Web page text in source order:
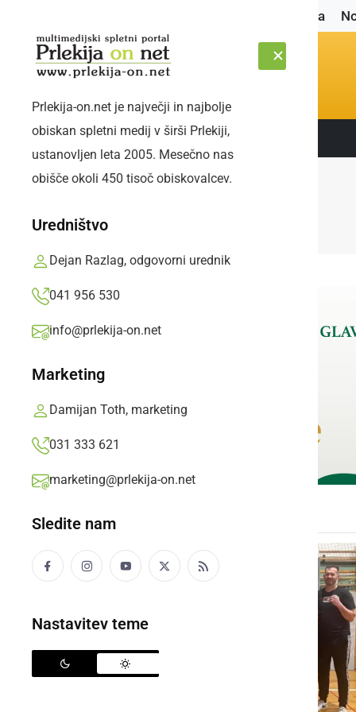
Naslovnica
PETEK, 7. AVGUST 2026 Sledite nam:
Prlekija-on.net je največji in najbolje
obiskan spletni medij v širši Prlekiji,
ustanovljen leta 2005. Mesečno nas
obišče okoli 450 tisoč obiskovalcev.
Uredništvo
Dejan Razlag, odgovorni urednik
041 956 530
info@prlekija-on.net
Marketing
Damijan Toth, marketing
031 333 621
marketing@prlekija-on.net
Sledite nam
Nastavitev teme